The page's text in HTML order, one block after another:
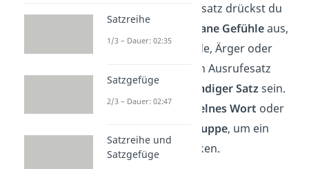
Mit einem Ausrufesatz drückst du
spontane Gefühleaus,
zum Beispiel Freude, Ärger oder
Verwunderung. Ein Ausrufesatz
musskein vollständiger Satzsein.
Oft reicht ein
einzelnes Wort oder
kurze Wortgruppe, um ein
Gefühl auszudrücken.
Satzreihe
1/3 – Dauer: 02:35
Satzgefüge
2/3 – Dauer: 02:47
Satzreihe und
Satzgefüge